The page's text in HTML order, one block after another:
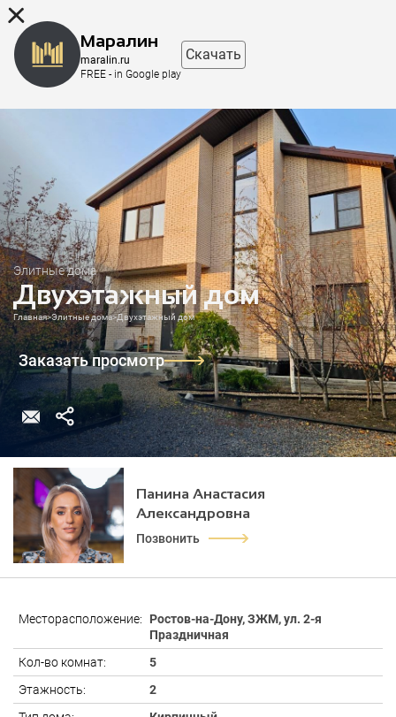
Элитные дома
Двухэтажный дом
Главная>Элитные дома>Двухэтажный дом
Заказать просмотр
Панина Анастасия
Александровна
Позвонить
Месторасположение:
Ростов-на-Дону, ЗЖМ, ул. 2-я
Праздничная
Кол-во комнат:
5
Этажность:
2
Маралин
maralin.ru
FREE - in Google play
Скачать